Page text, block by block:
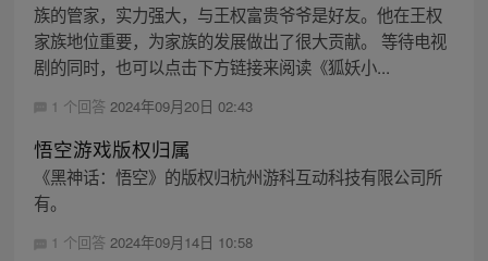
族的管家，实力强大，与王权富贵爷爷是好友。他在王权
家族地位重要，为家族的发展做出了很大贡献。 等待电视
剧的同时，也可以点击下方链接来阅读《狐妖小...
1 个回答 2024年09月20日 02:43
悟空游戏版权归属
《黑神话：悟空》的版权归杭州游科互动科技有限公司所
有。
1 个回答 2024年09月14日 10:58